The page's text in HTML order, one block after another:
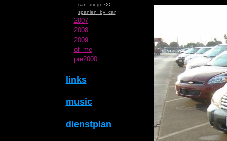
san_diego <<
spanien_by_car
2007
2008
2009
of_me
pre2000
links
music
dienstplan